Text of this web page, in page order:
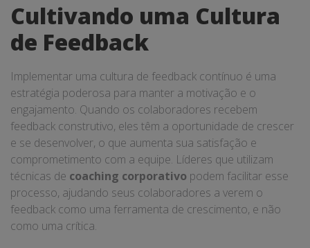
Cultivando uma Cultura
de Feedback
Implementar uma cultura de feedback contínuo é uma
estratégia poderosa para manter a motivação e o
engajamento. Quando os colaboradores recebem
feedback construtivo, eles têm a oportunidade de crescer
e se desenvolver, o que aumenta sua satisfação e
comprometimento com a equipe. Líderes que utilizam
técnicas de coaching corporativo podem facilitar esse
processo, ajudando seus colaboradores a verem o
feedback como uma ferramenta de crescimento, e não
como uma crítica.